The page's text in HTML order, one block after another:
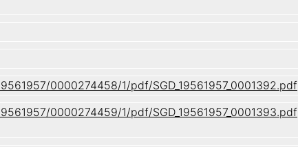
0000274458/1/pdf/SGD_19561957_0001392.pdf
0000274459/1/pdf/SGD_19561957_0001393.pdf